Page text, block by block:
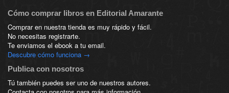
Cómo comprar libros en Editorial Amarante
Comprar en nuestra tienda es muy rápido y fácil.
No necesitas registrarte.
Te enviamos el ebook a tu email.
Descubre cómo funciona →
Publica con nosotros
Tú también puedes ser uno de nuestros autores.